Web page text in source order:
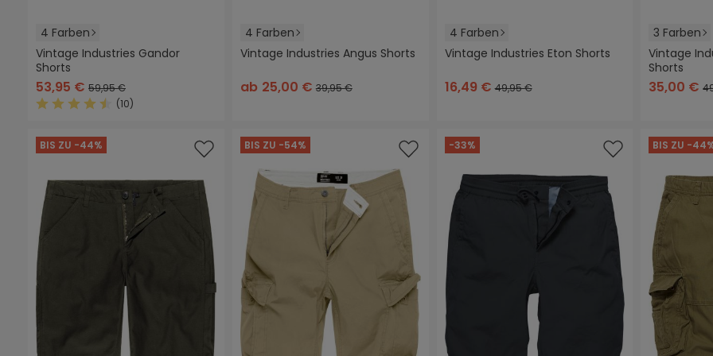
4 Farben
schwarz dunkles camouflage
Vintage Industries Gandor
Shorts
53,95 € 59,95 €
(10)
4 Farben
schwarzbraun
Vintage Industries Angus Shorts
ab 25,00 € 39,95 €
4 Farben
schwarz dunkles camouflage
Vintage Industries Eton Shorts
16,49 €49,95 €
3 Farben
schwarz
Vintage
Shorts
35,00 €
BIS ZU -44% BIS ZU -54% -33% BIS ZU -